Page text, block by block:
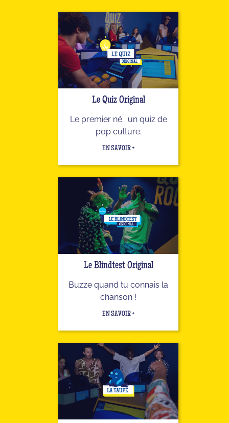
Le Quiz Original
Le premier né : un quiz de
pop culture.
EN SAVOIR +
Le Blindtest Original
Buzze quand tu connais la
chanson !
EN SAVOIR +